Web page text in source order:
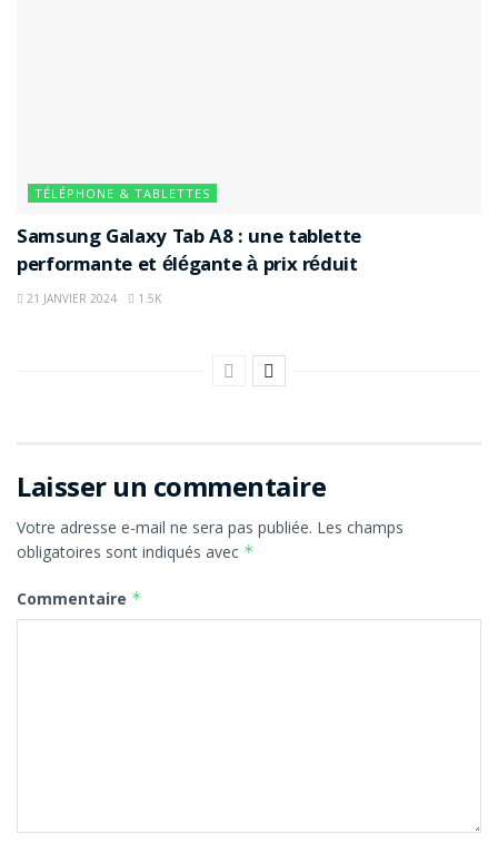
TÉLÉPHONE & TABLETTES
Samsung Galaxy Tab A8 : une tablette
performante et élégante à prix réduit
21 JANVIER 2024 1.5K
Laisser un commentaire
Votre adresse e-mail ne sera pas publiée. Les champs
obligatoires sont indiqués avec *
Commentaire *